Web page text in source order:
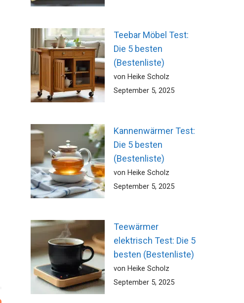
Teebar Möbel Test:
Die 5 besten
(Bestenliste)
von Heike Scholz
September 5, 2025
Kannenwärmer Test:
Die 5 besten
(Bestenliste)
von Heike Scholz
September 5, 2025
Teewärmer
elektrisch Test: Die 5
besten (Bestenliste)
von Heike Scholz
September 5, 2025